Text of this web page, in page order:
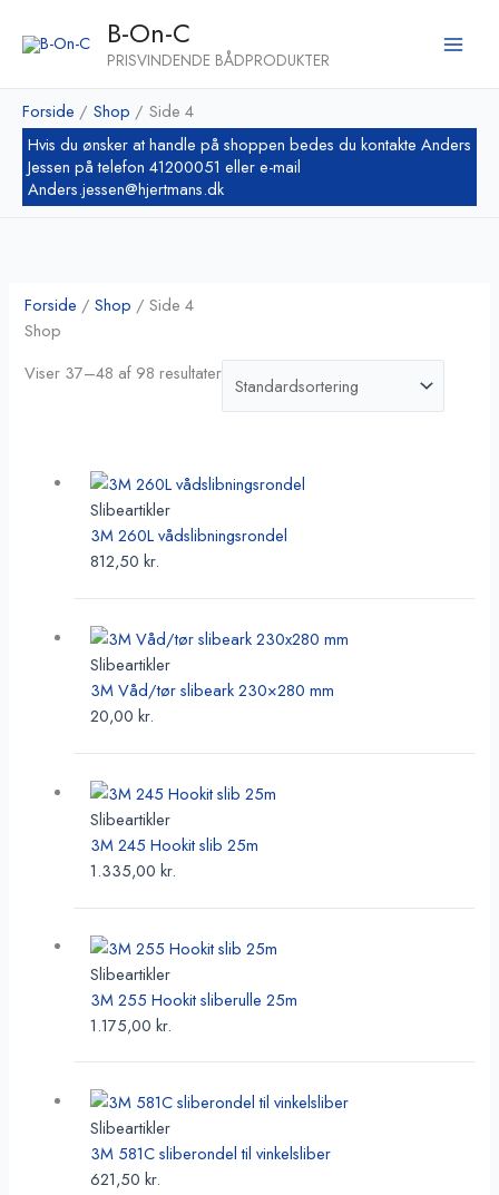
B-On-C
PRISVINDENDE BÅDPRODUKTER
Forside Shop Side 4
Forside /Shop / Side 4
Shop
Viser 37–48 af 98 resultater
Slibeartikler
3M 260L vådslibningsrondel
812,50 kr.
vare
har
flere
vælges
på
varesiden
Slibeartikler
3M Våd/tør slibeark 230×280 mm
20,00 kr.
vare
har
flere
vælges
på
varesiden
Slibeartikler
3M 245 Hookit slib 25m
1.335,00 kr.
vare
flere
vælges
varesiden
Slibeartikler
3M 255 Hookit sliberulle 25m
1.175,00 kr.
vare
har
flere
vælges
på
varesiden
Slibeartikler
3M 581C sliberondel til vinkelsliber
621,50 kr.
vare
har
flere